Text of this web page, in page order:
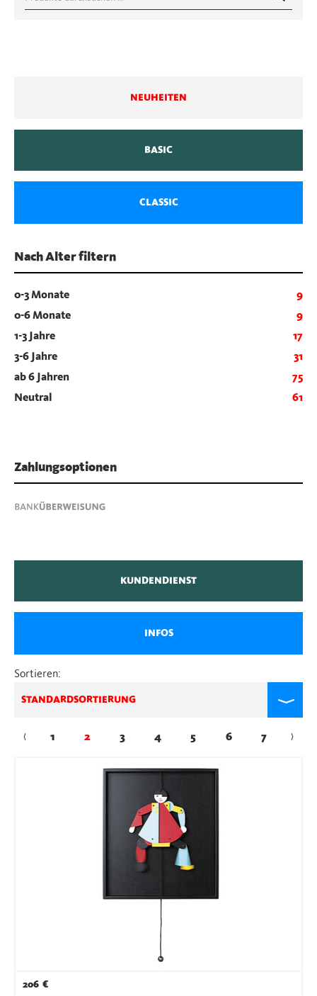
nach:
NEUHEITEN
BASIC
CLASSIC
Nach Alter filtern
0-3 Monate
9
0-6 Monate
9
1-3 Jahre
17
3-6 Jahre
31
ab 6 Jahren
75
Neutral
61
Zahlungsoptionen
KUNDENDIENST
INFOS
Sortieren:
STANDARDSORTIERUNG
← 1 2 3 4 5 6 7 →
206 €